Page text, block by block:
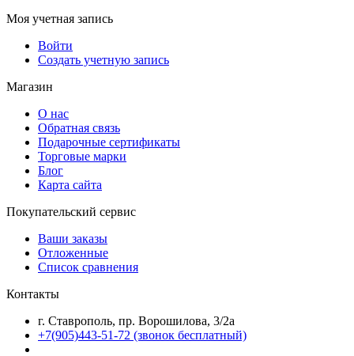
Моя учетная запись
Войти
Создать учетную запись
Магазин
О нас
Обратная связь
Подарочные сертификаты
Торговые марки
Блог
Карта сайта
Покупательский сервис
Ваши заказы
Отложенные
Список сравнения
Контакты
г. Ставрополь, пр. Ворошилова, 3/2а
+7(905)443-51-72 (звонок бесплатный)